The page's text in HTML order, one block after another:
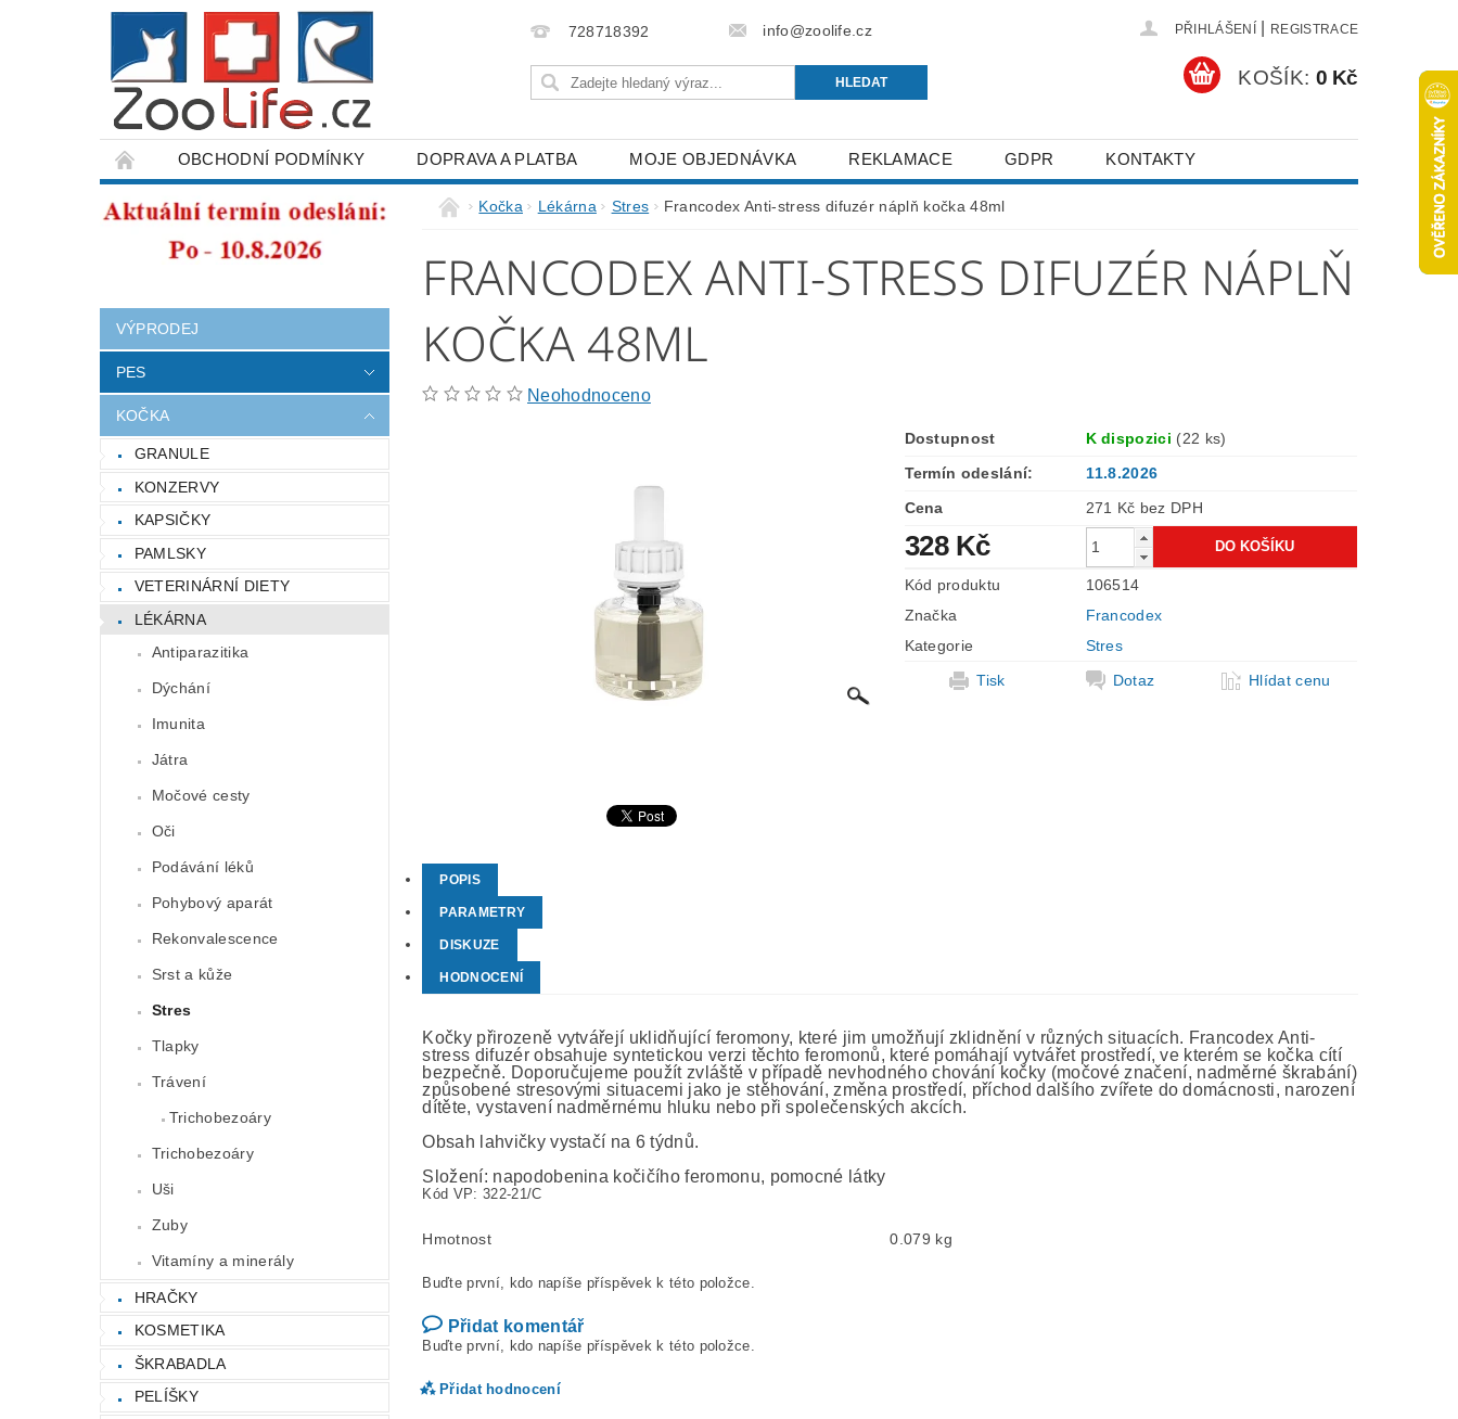
728718392 info@zoolife.cz PŘIHLÁŠENÍ REGISTRACE
KOŠÍK: 0 Kč
OBCHODNÍ PODMÍNKY DOPRAVA A PLATBA MOJE OBJEDNÁVKA REKLAMACE GDPR KONTAKTY
ODSTOUPENÍ OD SMLOUVY
VÝPRODEJ
PES
KOČKA
GRANULE
KONZERVY
KAPSIČKY
PAMLSKY
VETERINÁRNÍ DIETY
LÉKÁRNA
Antiparazitika
Dýchání
Imunita
Játra
Močové cesty
Oči
Podávání léků
Pohybový aparát
Rekonvalescence
Srst a kůže
Stres
Tlapky
Trávení
Trichobezoáry
Trichobezoáry
Uši
Zuby
Vitamíny a minerály
HRAČKY
KOSMETIKA
ŠKRABADLA
PELÍŠKY
Kočka Lékárna Stres Francodex Anti-stress difuzér náplň kočka 48ml
FRANCODEX ANTI-STRESS DIFUZÉR NÁPLŇ
KOČKA 48ML
Neohodnoceno
Dostupnost K dispozici (22 ks)
Termín odeslání:
11.8.2026
Cena
271 Kč bez DPH
328 Kč
Kód produktu
106514
Značka
Francodex
Kategorie
Stres
Tisk
Dotaz Hlídat cenu
POPIS
PARAMETRY
DISKUZE
HODNOCENÍ
Kočky přirozeně vytvářejí uklidňující feromony, které jim umožňují zklidnění v různých situacích. Francodex Anti-
stress difuzér obsahuje syntetickou verzi těchto feromonů, které pomáhají vytvářet prostředí, ve kterém se kočka cítí
bezpečně. Doporučujeme použít zvláště v případě nevhodného chování kočky (močové značení, nadměrné škrabání)
způsobené stresovými situacemi jako je stěhování, změna prostředí, příchod dalšího zvířete do domácnosti, narození
dítěte, vystavení nadměrnému hluku nebo při společenských akcích.
Obsah lahvičky vystačí na 6 týdnů.
Složení: napodobenina kočičího feromonu, pomocné látky
Kód VP: 322-21/C
Hmotnost 0.079 kg
Buďte první, kdo napíše příspěvek k této položce.
Přidat komentář
Buďte první, kdo napíše příspěvek k této položce.
Přidat hodnocení